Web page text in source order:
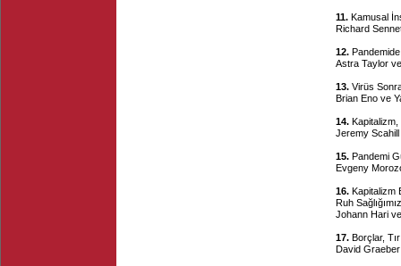
11. Kamusal
Richard
12.
Astra Taylor
13. Virüs
Brian Eno ve
14.
Jeremy
15. Pandemi
Evgeny
16. Kapitalizm
Ruh
Johann Hari
17. Borçlar,
David